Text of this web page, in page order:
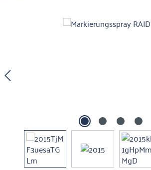
Bildergalerie überspringen